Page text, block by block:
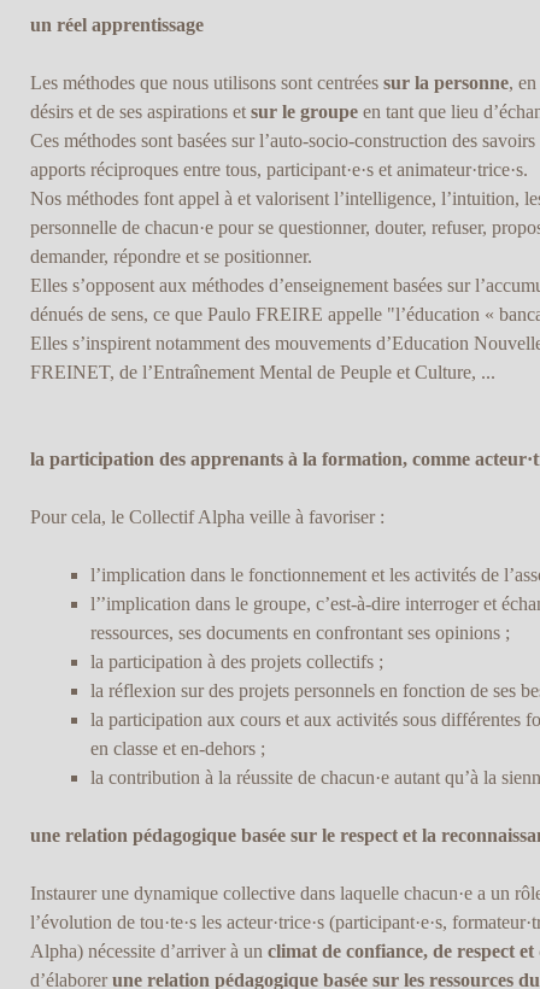
un réel apprentissage
Les méthodes que nous utilisons sont centrées sur la personne, en
désirs et de ses aspirations et sur le groupeen tant que lieu
Ces méthodes sont basées sur l’auto-socio-construction des
apports réciproques entre tous, participant·e·s et animateur·trice·s.
Nos méthodes font appel à et valorisent l’intelligence, l’intuition,
personnelle de chacun·e pour se questionner, douter, refuser,
demander, répondre et se positionner.
Elles s’opposent aux méthodes d’enseignement basées sur
dénués de sens, ce que Paulo FREIRE appelle "l’éducation «
Elles s’inspirent notamment des mouvements d’Education
FREINET, de l’Entraînement Mental de Peuple et Culture, ...
la participation des apprenants à la formation, comme
Pour cela, le Collectif Alpha veille à favoriser :
l’implication dans le fonctionnement et les activités de
l’’implication dans le groupe, c’est-à-dire interroger et
ressources, ses documents en confrontant ses opinions ;
la participation à des projets collectifs ;
la réflexion sur des projets personnels en fonction de ses
la participation aux cours et aux activités sous différentes
en classe et en-dehors ;
la contribution à la réussite de chacun·e autant qu’à la
une relation pédagogique basée sur le respect et la
Instaurer une dynamique collective dans laquelle chacun·e a un
l’évolution de tou·te·s les acteur·trice·s (participant·e·s,
Alpha) nécessite d’arriver à un climat de confiance, de respect
d’élaborerune relation pédagogique basée sur les ressources